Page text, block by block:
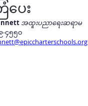
ေး
အထူးပညာရေးဆရာမ
-၄၅၅၀